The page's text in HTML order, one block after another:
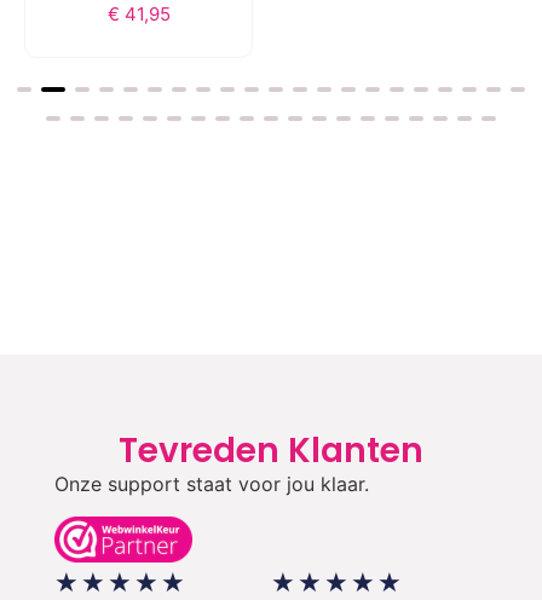
€ 41,95
Tevreden Klanten
Onze support staat voor jou klaar.
★ ★ ★ ★ ★ ★ ★ ★ ★ ★